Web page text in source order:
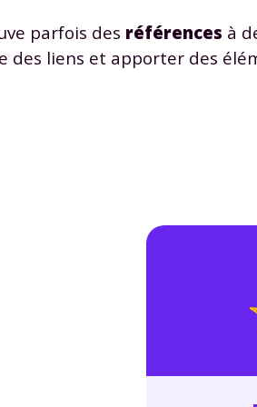
parfois des références à
des liens et apporter des
vos